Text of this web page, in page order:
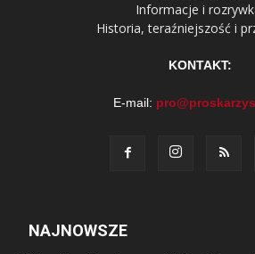
Informacje i
Historia, teraźniejszość i
KONTAKT:
E-mail:
NAJNOWSZE